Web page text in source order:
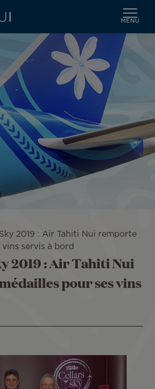
MENU
2019 : Air Tahiti Nui remporte
servis à bord
2019 : Air Tahiti Nui
pour ses vins